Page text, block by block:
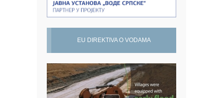
EU DIREKTIVA O VODAMA